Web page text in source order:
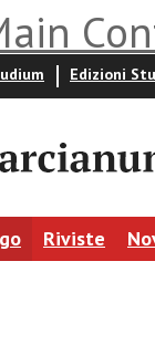
Edizioni
Riviste